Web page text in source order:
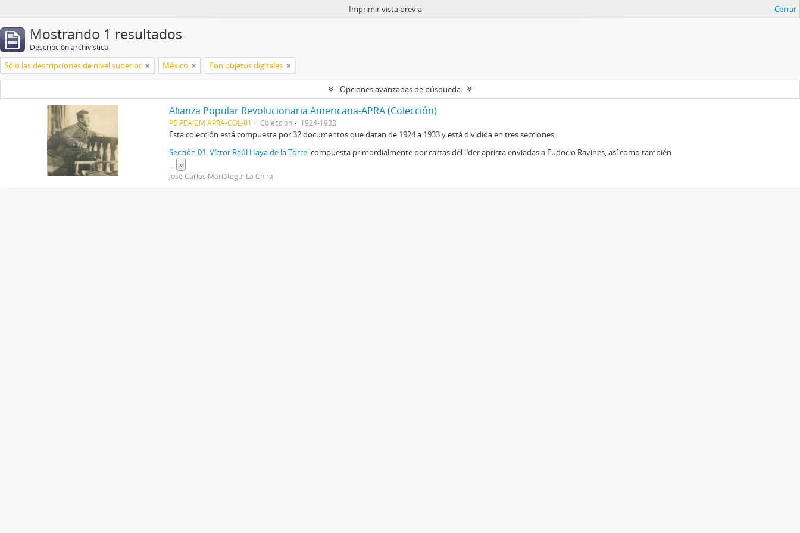
Imprimir vista previa Cerrar
Mostrando 1 resultados
Descripción archivística
Sólo las descripciones de nivel superior México Con objetos digitales
Opciones avanzadas de búsqueda
Alianza Popular Revolucionaria Americana-APRA (Colección)
PE PEAJCM APRA-COL-01 Colección 1924-1933
Esta colección está compuesta por 32 documentos que datan de 1924 a 1933 y está dividida en tres secciones:
Sección 01. Víctor Raúl Haya de la Torre; compuesta primordialmente por cartas del líder aprista enviadas a Eudocio Ravines, así como también
... »
José Carlos Mariátegui La Chira